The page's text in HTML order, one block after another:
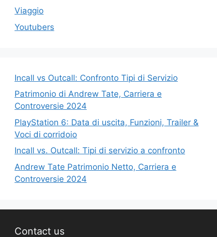
Viaggio
Youtubers
Incall vs Outcall: Confronto Tipi di Servizio
Patrimonio di Andrew Tate, Carriera e
Controversie 2024
PlayStation 6: Data di uscita, Funzioni, Trailer &
Voci di corridoio
Incall vs. Outcall: Tipi di servizio a confronto
Andrew Tate Patrimonio Netto, Carriera e
Controversie 2024
Contact us